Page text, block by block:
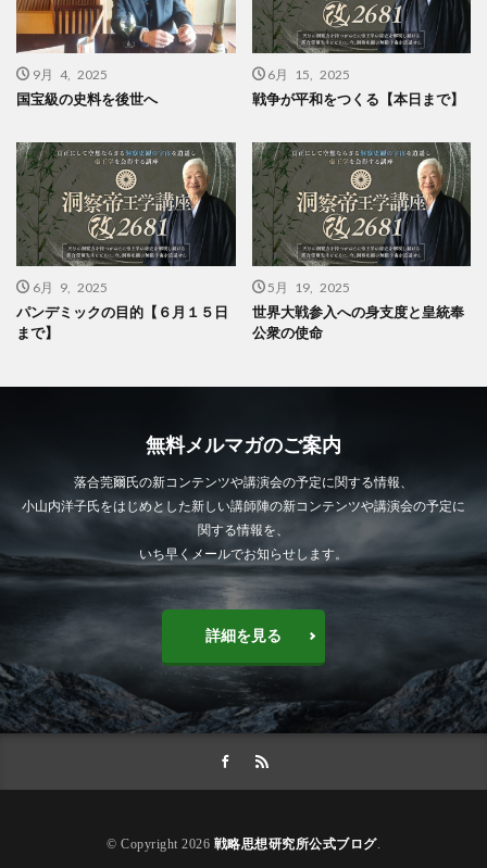
9月 4, 2025
国宝級の史料を後世へ
6月 15, 2025
戦争が平和をつくる【本日まで】
6月 9, 2025
パンデミックの目的【６月１５日
まで】
5月 19, 2025
世界大戦参入への身支度と皇統奉
公衆の使命
無料メルマガのご案内
落合莞爾氏の新コンテンツや講演会の予定に関する情報、
小山内洋子氏をはじめとした新しい講師陣の新コンテンツや講演会の予定に
関する情報を、
いち早くメールでお知らせします。
詳細を見る
© Copyright 2026 戦略思想研究所公式ブログ.